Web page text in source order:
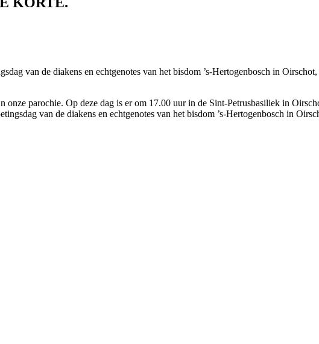
van de diakens en echtgenotes van het bisdom ’s-Hertogenbosch in
parochie. Op deze dag is er om 17.00 uur in de Sint-Petrusbasiliek in
van de diakens en echtgenotes van het bisdom ’s-Hertogenbosch in